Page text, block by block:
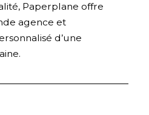
Paperplane offre
agence et
d’une